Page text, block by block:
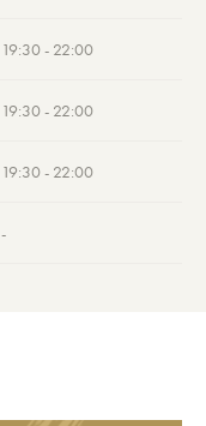
19:30 - 22:00
19:30 - 22:00
19:30 - 22:00
-